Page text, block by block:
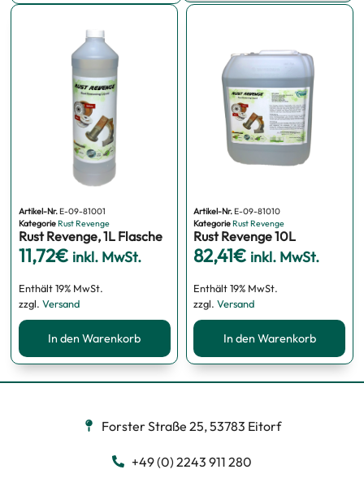
Artikel-Nr.E-09-81001
KategorieRust Revenge
Rust Revenge, 1L Flasche
11,72€ inkl. MwSt.
Enthält 19% MwSt.
zzgl. Versand
In den Warenkorb
Artikel-Nr.E-09-81010
KategorieRust Revenge
Rust Revenge 10L
82,41€ inkl. MwSt.
Enthält 19% MwSt.
zzgl.Versand
In den Warenkorb
Forster Straße 25, 53783 Eitorf
+49 (0) 2243 911 280